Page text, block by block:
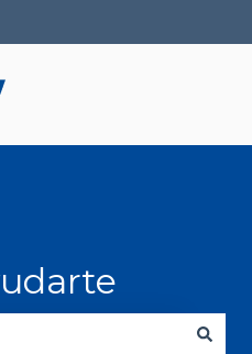
Mostrar submenú de